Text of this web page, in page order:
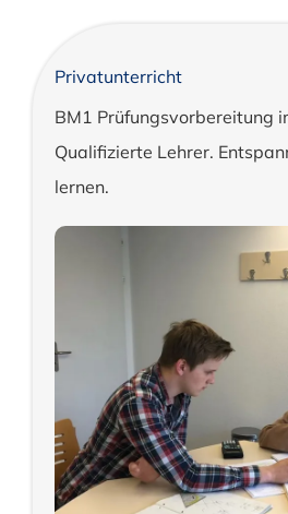
Privatunterricht
BM1 Prüfungsvorbereitung
Qualifizierte Lehrer.
lernen.